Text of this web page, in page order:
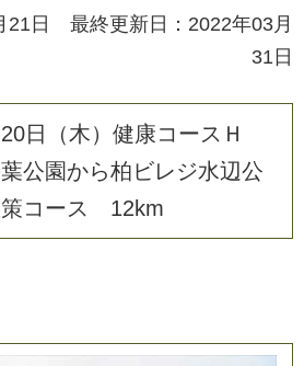
21日 最終更新日：2022年03月
31日
20日 （木） 健康コ ース Ｈ
葉公園から柏ビレジ水辺公
策コ ース 12km